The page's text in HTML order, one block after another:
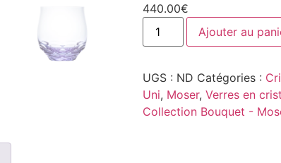
440.00€
Ajouter au
UGS : ND Catégories :
Uni, Moser, Verres en
Collection Bouquet -